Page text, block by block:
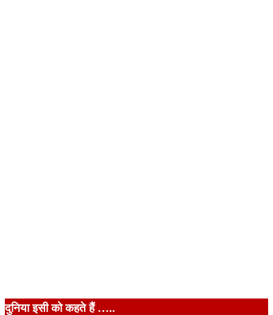
दुनिया इसी को कहते हैं …..